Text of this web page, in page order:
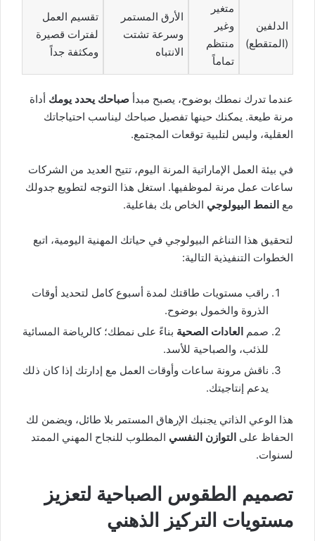
الدلفين
(المتقطع)
متغير
وغير
منتظم
تماماً
الأرق المستمر
وسرعة تشتت
الانتباه
تقسيم العمل
لفترات قصيرة
ومكثفة جداً
عندما تدرك نمطك بوضوح، يصبح مبدأ صباحك يحدد يومك أداة
مرنة طيعة. يمكنك حينها تفصيل صباحك ليناسب احتياجاتك
العقلية، وليس لتلبية توقعات المجتمع.
في بيئة العمل الإماراتية المرنة اليوم، تتيح العديد من الشركات
ساعات عمل مرنة لموظفيها. استغل هذا التوجه لتطويع جدولك
مع النمط البيولوجي الخاص بك بفاعلية.
لتحقيق هذا التناغم البيولوجي في حياتك المهنية اليومية، اتبع
الخطوات التنفيذية التالية:
راقب مستويات طاقتك لمدة أسبوع كامل لتحديد أوقات
الذروة والخمول بوضوح.
صمم العادات الصحية بناءً على نمطك؛ كالرياضة المسائية
للذئب، والصباحية للأسد.
ناقش مرونة ساعات وأوقات العمل مع إدارتك إذا كان ذلك
يدعم إنتاجيتك.
هذا الوعي الذاتي يجنبك الإرهاق المستمر بلا طائل، ويضمن لك
الحفاظ على التوازن النفسي المطلوب للنجاح المهني الممتد
لسنوات.
تصميم الطقوس الصباحية لتعزيز
مستويات التركيز الذهني